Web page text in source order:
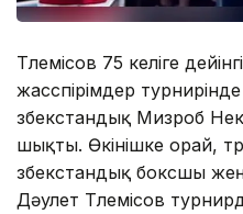
Төлемісов 75 келіге
жасөспірімдер
өзбекстандық Мизроб
шықты. Өкінішке орай,
өзбекстандық боксшы
Дәулет Төлемісов